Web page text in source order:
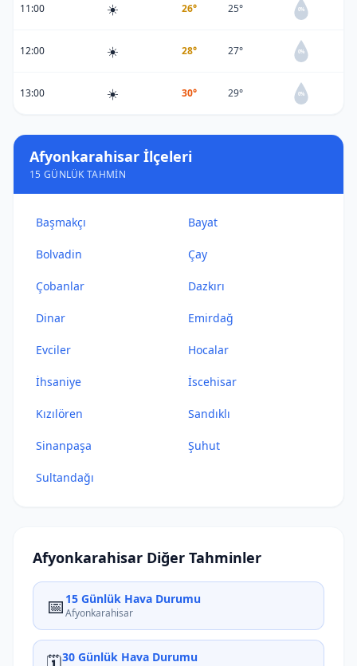
11:00 ☀️ 26° 25° 0%
12:00 ☀️ 28° 27° 0%
13:00 ☀️ 30° 29° 0%
Afyonkarahisar İlçeleri
15 GÜNLÜK TAHMIN
Başmakçı Bayat
Bolvadin Çay
Çobanlar Dazkırı
Dinar Emirdağ
Evciler Hocalar
İhsaniye İscehisar
Kızılören Sandıklı
Sinanpaşa Şuhut
Sultandağı
Afyonkarahisar Diğer Tahminler
📅 15 Günlük Hava Durumu
Afyonkarahisar
30 Günlük Hava Durumu